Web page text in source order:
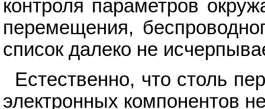
контроля параметров
перемещения,
список далеко не
Естественно, что столь
электронных компонентов